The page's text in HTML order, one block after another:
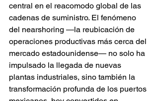
central en el reacomodo global de las
cadenas de suministro. El fenómeno
del nearshoring —la reubicación de
operaciones productivas más cerca del
mercado estadounidense— no solo ha
impulsado la llegada de nuevas
plantas industriales, sino también la
transformación profunda de los puertos